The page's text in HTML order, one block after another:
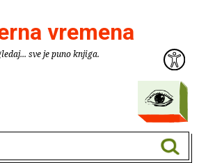
vremena
sve je puno knjiga.